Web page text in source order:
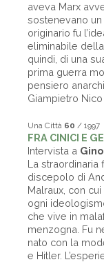
aveva Marx
sostenevano
originario fu
eliminabile
quindi, di una
prima guerra
pensiero
Giampietro Nico
Una Città 60 / 1997
FRA CINICI E
Intervista a
La straordinaria
discepolo di
Malraux, con
ogni
che vive in
menzogna. Fu
nato con la
e Hitler.